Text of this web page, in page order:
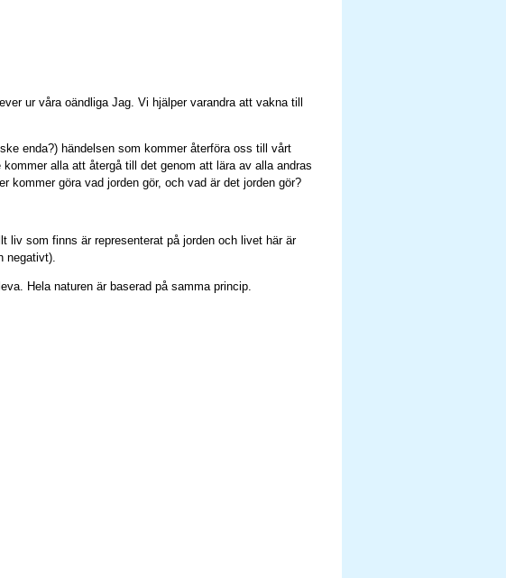
ur våra oändliga Jag. Vi hjälper varandra att vakna till
enda?) händelsen som kommer återföra oss till vårt
alla att återgå till det genom att lära av alla andras
kommer göra vad jorden gör, och vad är det jorden gör?
liv som finns är representerat på jorden och livet här är
negativt).
Hela naturen är baserad på samma princip.